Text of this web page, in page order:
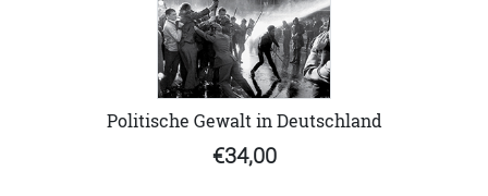
Politische Gewalt in Deutschland
€34,00